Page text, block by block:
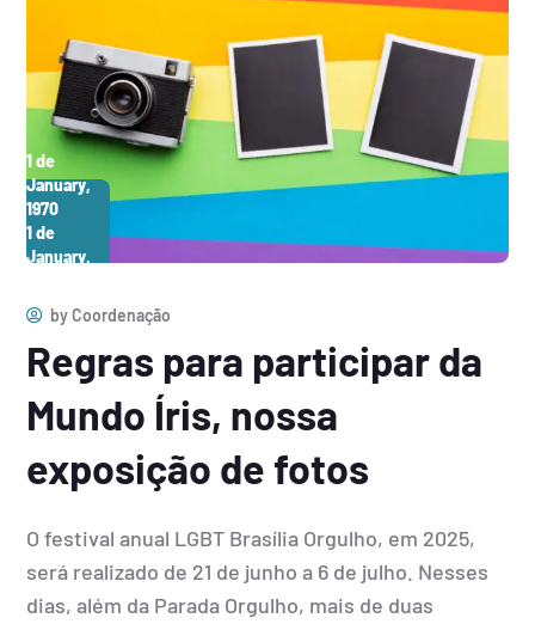
1 de
January,
1970
1 de
January,
byCoordenação
Regras para participar da
Mundo Íris, nossa
exposição de fotos
O festival anual LGBT Brasília Orgulho, em 2025,
será realizado de 21 de junho a 6 de julho. Nesses
dias, além da Parada Orgulho, mais de duas